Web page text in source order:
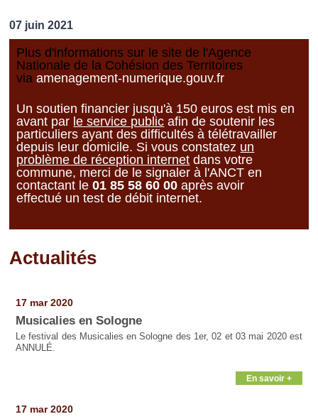
07 juin 2021
Plus d'informations sur le site de l'Agence
Nationale de la Cohésion des Territoires
viaamenagement-numerique.gouv.fr
Un soutien financier jusqu'à 150 euros est mis en
avant par le service public afin de soutenir les
particuliers ayant des difficultés à télétravailler
depuis leur domicile. Si vous constatez un
problème de réception internet dans votre
commune, merci de le signaler à l'ANCT en
contactant le01 85 58 60 00après avoir
effectué un test de débit internet.
Actualités
17 mar 2020
Musicalies en Sologne
Le festival des Musicalies en Sologne des 1er, 02 et 03 mai 2020 est
ANNULÉ.
En savoir +
17 mar 2020
Pages